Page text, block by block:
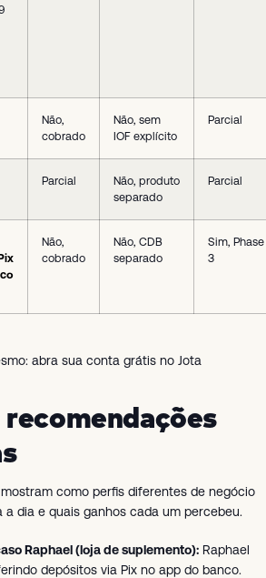
Não,
cobrado
Não, sem
IOF explícito
Parcial
Parcial
Não, produto
separado
Parcial
Não,
cobrado
Não, CDB
separado
Sim, Phase
3
abra sua conta grátis no Jota
como perfis diferentes de negócio
a dia e quais ganhos cada um percebeu.
Raphael (loja de suplemento): Raphael
depósitos via Pix no app do banco.